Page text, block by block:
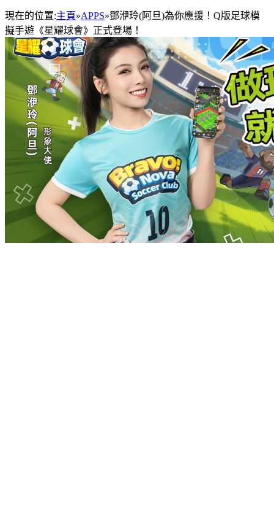
現在的位置:主頁»APPS»鄧洢玲(阿旦)為你應援！Q版足球模
擬手遊《星耀球會》正式登場！